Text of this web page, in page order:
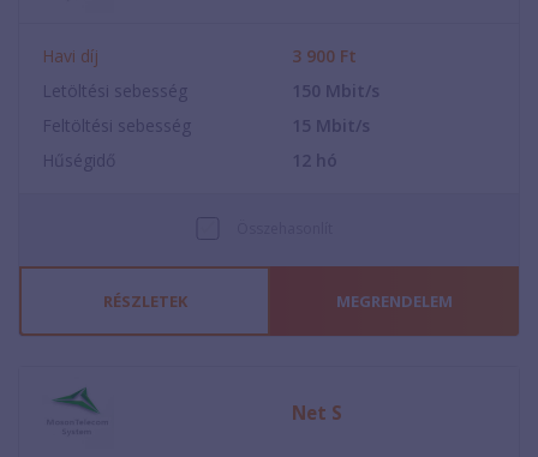
Havi díj 3 900 Ft
Letöltési sebesség
150 Mbit/s
Feltöltési sebesség
15 Mbit/s
Hűségidő
12 hó
RÉSZLETEK MEGRENDELEM
Net S